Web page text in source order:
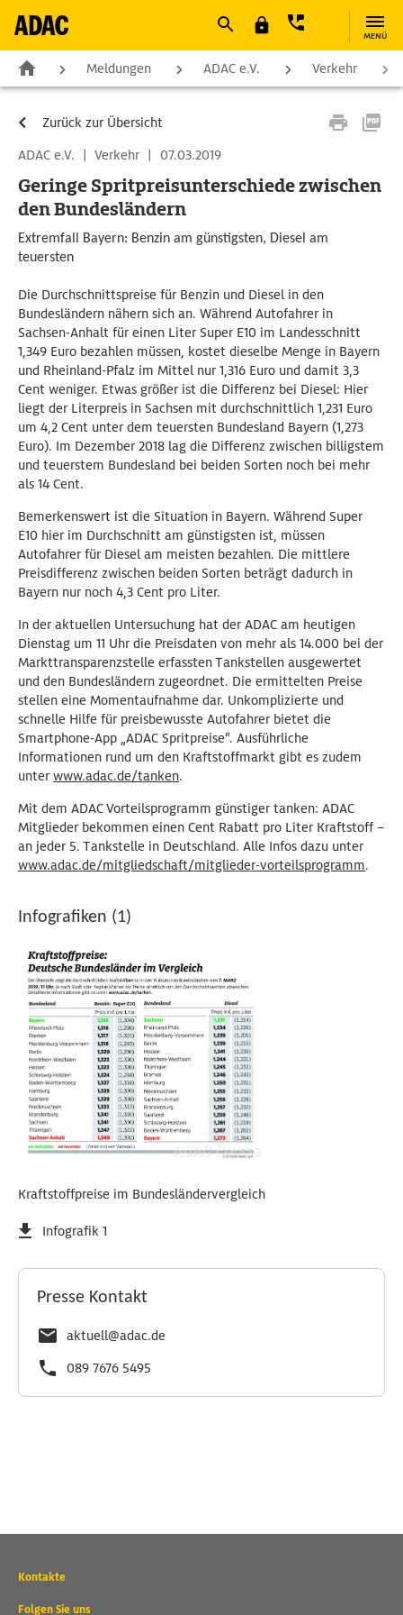
MENÜ
Meldungen ADAC e.V. Verkehr
Zurück zur Übersicht
ADAC e.V.
| Verkehr | 07.03.2019
Geringe Spritpreisunterschiede zwischen
den Bundesländern
Extremfall Bayern: Benzin am günstigsten, Diesel am
teuersten
Die Durchschnittspreise für Benzin und Diesel in den
Bundesländern nähern sich an. Während Autofahrer in
Sachsen-Anhalt für einen Liter Super E10 im Landesschnitt
1,349 Euro bezahlen müssen, kostet dieselbe Menge in Bayern
und Rheinland-Pfalz im Mittel nur 1,316 Euro und damit 3,3
Cent weniger. Etwas größer ist die Differenz bei Diesel: Hier
liegt der Literpreis in Sachsen mit durchschnittlich 1,231 Euro
um 4,2 Cent unter dem teuersten Bundesland Bayern (1,273
Euro). Im Dezember 2018 lag die Differenz zwischen billigstem
und teuerstem Bundesland bei beiden Sorten noch bei mehr
als 14 Cent.
Bemerkenswert ist die Situation in Bayern. Während Super
E10 hier im Durchschnitt am günstigsten ist, müssen
Autofahrer für Diesel am meisten bezahlen. Die mittlere
Preisdifferenz zwischen beiden Sorten beträgt dadurch in
Bayern nur noch 4,3 Cent pro Liter.
In der aktuellen Untersuchung hat der ADAC am heutigen
Dienstag um 11 Uhr die Preisdaten von mehr als 14.000 bei der
Markttransparenzstelle erfassten Tankstellen ausgewertet
und den Bundesländern zugeordnet. Die ermittelten Preise
stellen eine Momentaufnahme dar. Unkomplizierte und
schnelle Hilfe für preisbewusste Autofahrer bietet die
Smartphone-App „ADAC Spritpreise“. Ausführliche
Informationen rund um den Kraftstoffmarkt gibt es zudem
unterwww.adac.de/tanken.
Mit dem ADAC Vorteilsprogramm günstiger tanken: ADAC
Mitglieder bekommen einen Cent Rabatt pro Liter Kraftstoff –
an jeder 5. Tankstelle in Deutschland. Alle Infos dazu unter
www.adac.de/mitgliedschaft/mitglieder-vorteilsprogramm.
Infografiken (1)
Kraftstoffpreise im Bundesländervergleich
Infografik 1
Presse Kontakt
aktuell@adac.de
089 7676 5495
Wichtige
und
Kontakte
Folgen Sie uns